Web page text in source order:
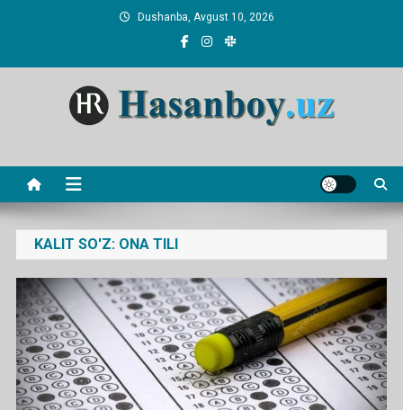
Dushanba, Avgust 10, 2026
KALIT SO'Z: ONA TILI